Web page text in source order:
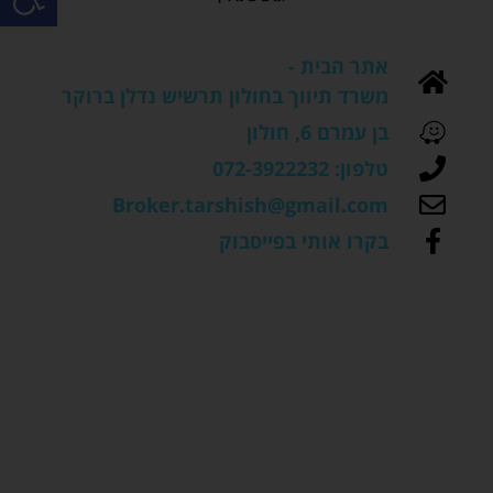
אתר הבית -
משרד תיווך בחולון תרשיש נדלן ברוקר
בן עמרם 6, חולון
טלפון: 072-3922232
Broker.tarshish@gmail.com
בקרו אותי בפייסבוק